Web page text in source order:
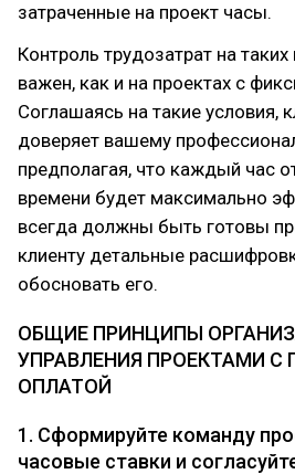
затраченные на проект часы.
Контроль трудозатрат на
важен, как и на проектах с
Соглашаясь на такие условия,
доверяет вашему
предполагая, что каждый час
времени будет максимально
всегда должны быть готовы
клиенту детальные
обосновать его.
ОБЩИЕ ПРИНЦИПЫ
УПРАВЛЕНИЯ ПРОЕКТАМИ С
ОПЛАТОЙ
1. Сформируйте команду
часовые ставки и